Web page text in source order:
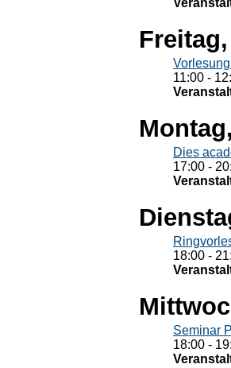
11:00 -
Dies
17:00 -
18:00 -
Seminar
18:00 -